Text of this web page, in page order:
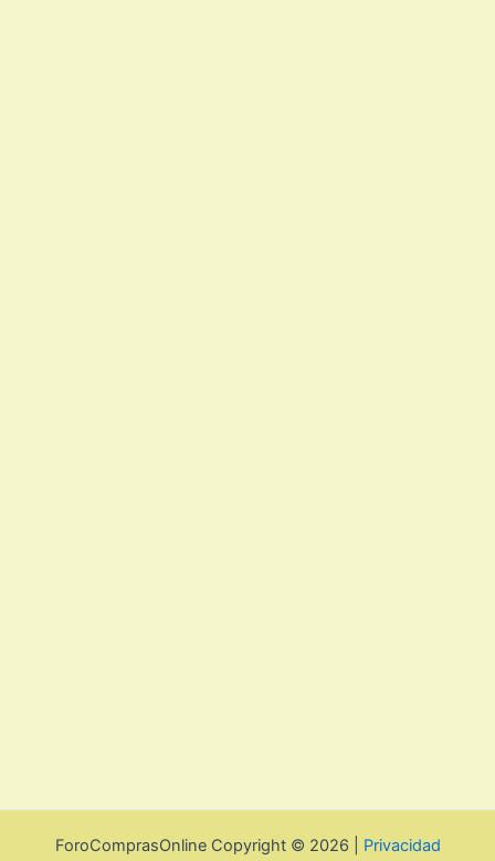
ForoComprasOnline Copyright © 2026 | Privacidad